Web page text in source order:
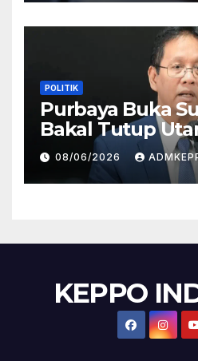
POLITIK
Purbaya Buka
Bakal Tutup
Rp 240 Triliun,
Triliun per
08/06/2026
KEPPO